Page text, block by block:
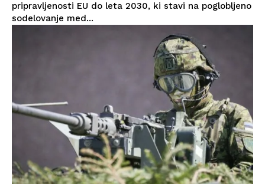
pripravljenosti EU do leta 2030, ki stavi na poglobljeno
sodelovanje med...